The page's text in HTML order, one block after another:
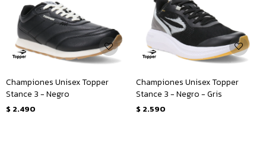
Championes Unisex Topper
Stance 3 - Negro
$ 2.490
Championes Unisex Topper
Stance 3 - Negro - Gris
$ 2.590